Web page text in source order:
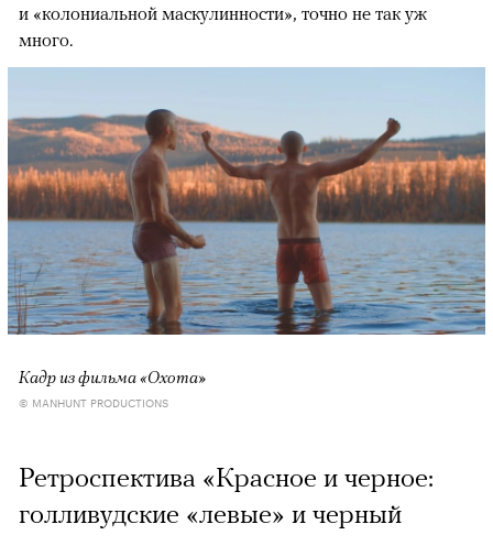
и «колониальной маскулинности», точно не так уж
много.
Кадр из фильма «Охота»
© MANHUNT PRODUCTIONS
Ретроспектива «Красное и черное:
голливудские «левые» и черный